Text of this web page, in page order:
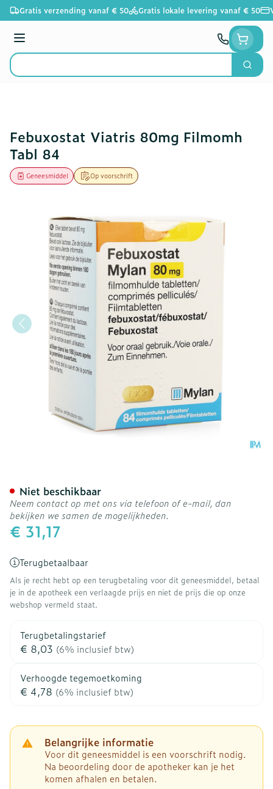
Ga naar de inhoud
Gratis verzending vanaf € 50 Gratis lokale levering vanaf € 50
Menu
Product, merk, categorie...
Zoek
Febuxostat Viatris 80mg Filmomh
Tabl 84
Op voorschrift
Geneesmiddel
€ 31,17
Terugbetaalbaar
Als je recht hebt op een terugbetaling voor dit geneesmiddel, betaal
je in de apotheek een verlaagde prijs en niet de prijs die op onze
webshop vermeld staat.
Terugbetalingstarief
€ 8,03 (6% inclusief btw)
Verhoogde tegemoetkoming
€ 4,78 (6% inclusief btw)
Belangrijke informatie
Voor dit geneesmiddel is een voorschrift nodig.
Na beoordeling door de apotheker kan je het
komen afhalen en betalen.
Niet beschikbaar
Neem contact op met ons via telefoon of e-mail, dan
bekijken we samen de mogelijkheden.